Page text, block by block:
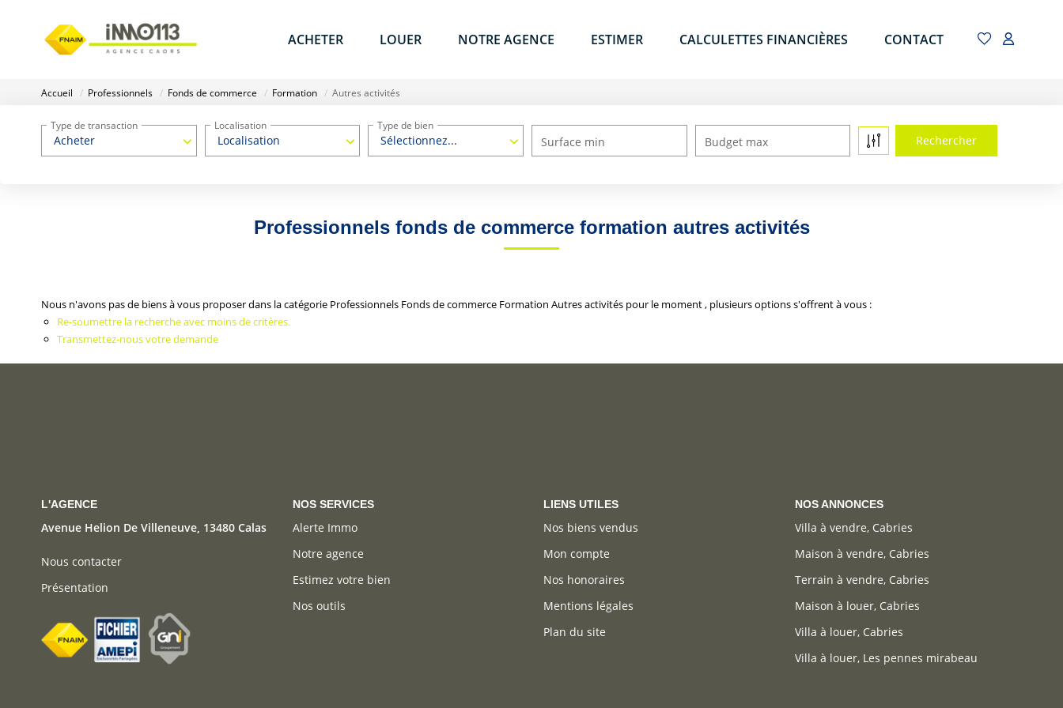
ACHETER LOUER NOTRE AGENCE ESTIMER CALCULETTES FINANCIÈRES CONTACT
Accueil Professionnels Fonds de commerce Formation Autres activités
Acheter
Type de transaction
Localisation
Localisation
Sélectionnez...
Type de bien
Surface min Budget max
Professionnels fonds de commerce formation autres activités
Nous n'avons pas de biens à vous proposer dans la catégorie Professionnels Fonds de commerce Formation Autres activités pour le moment , plusieurs options s'offrent à vous :
Re-soumettre la recherche avec moins de critères.
Transmettez-nous votre demande
L'AGENCE
Avenue Helion De Villeneuve, 13480 Calas
Nous contacter
Présentation
NOS SERVICES
Alerte Immo
Notre agence
Estimez votre bien
Nos outils
LIENS UTILES
Nos biens vendus
Mon compte
Nos honoraires
Mentions légales
Plan du site
NOS ANNONCES
Villa à vendre, Cabries
Maison à vendre, Cabries
Terrain à vendre, Cabries
Maison à louer, Cabries
Villa à louer, Cabries
Villa à louer, Les pennes mirabeau